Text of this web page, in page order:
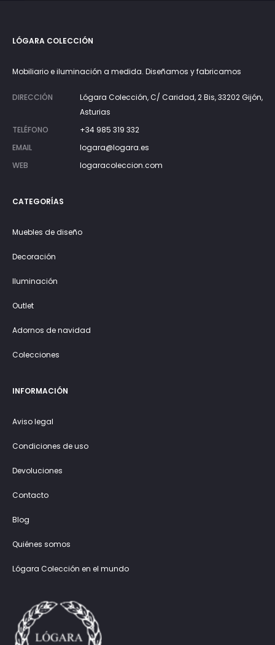
LÓGARA COLECCIÓN
Mobiliario e iluminación a medida. Diseñamos y fabricamos
DIRECCIÓN
Lógara Colección, C/ Caridad, 2 Bis, 33202 Gijón,
Asturias
TELÉFONO
+34 985 319 332
EMAIL
logara@logara.es
WEB
logaracoleccion.com
CATEGORÍAS
Muebles de diseño
Decoración
Iluminación
Outlet
Adornos de navidad
Colecciones
INFORMACIÓN
Aviso legal
Condiciones de uso
Devoluciones
Contacto
Blog
Quiénes somos
Lógara Colección en el mundo